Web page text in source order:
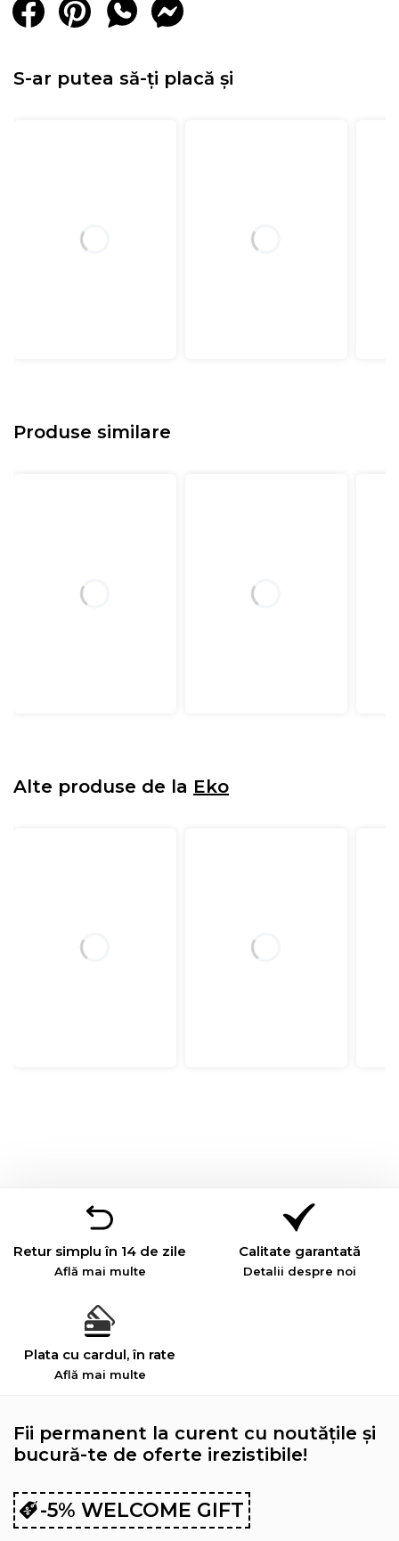
S-ar putea să-ți placă și
Produse similare
Alte produse de la Eko
Retur simplu în 14 de zile
Află mai multe
Calitate garantată
Detalii despre noi
Plata cu cardul, în rate
Află mai multe
Fii permanent la curent cu noutățile și
bucură-te de oferte irezistibile!
-5% WELCOME GIFT